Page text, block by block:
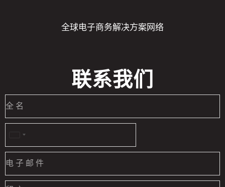
全球电子商务解决方案网络
联系我们
States
+1